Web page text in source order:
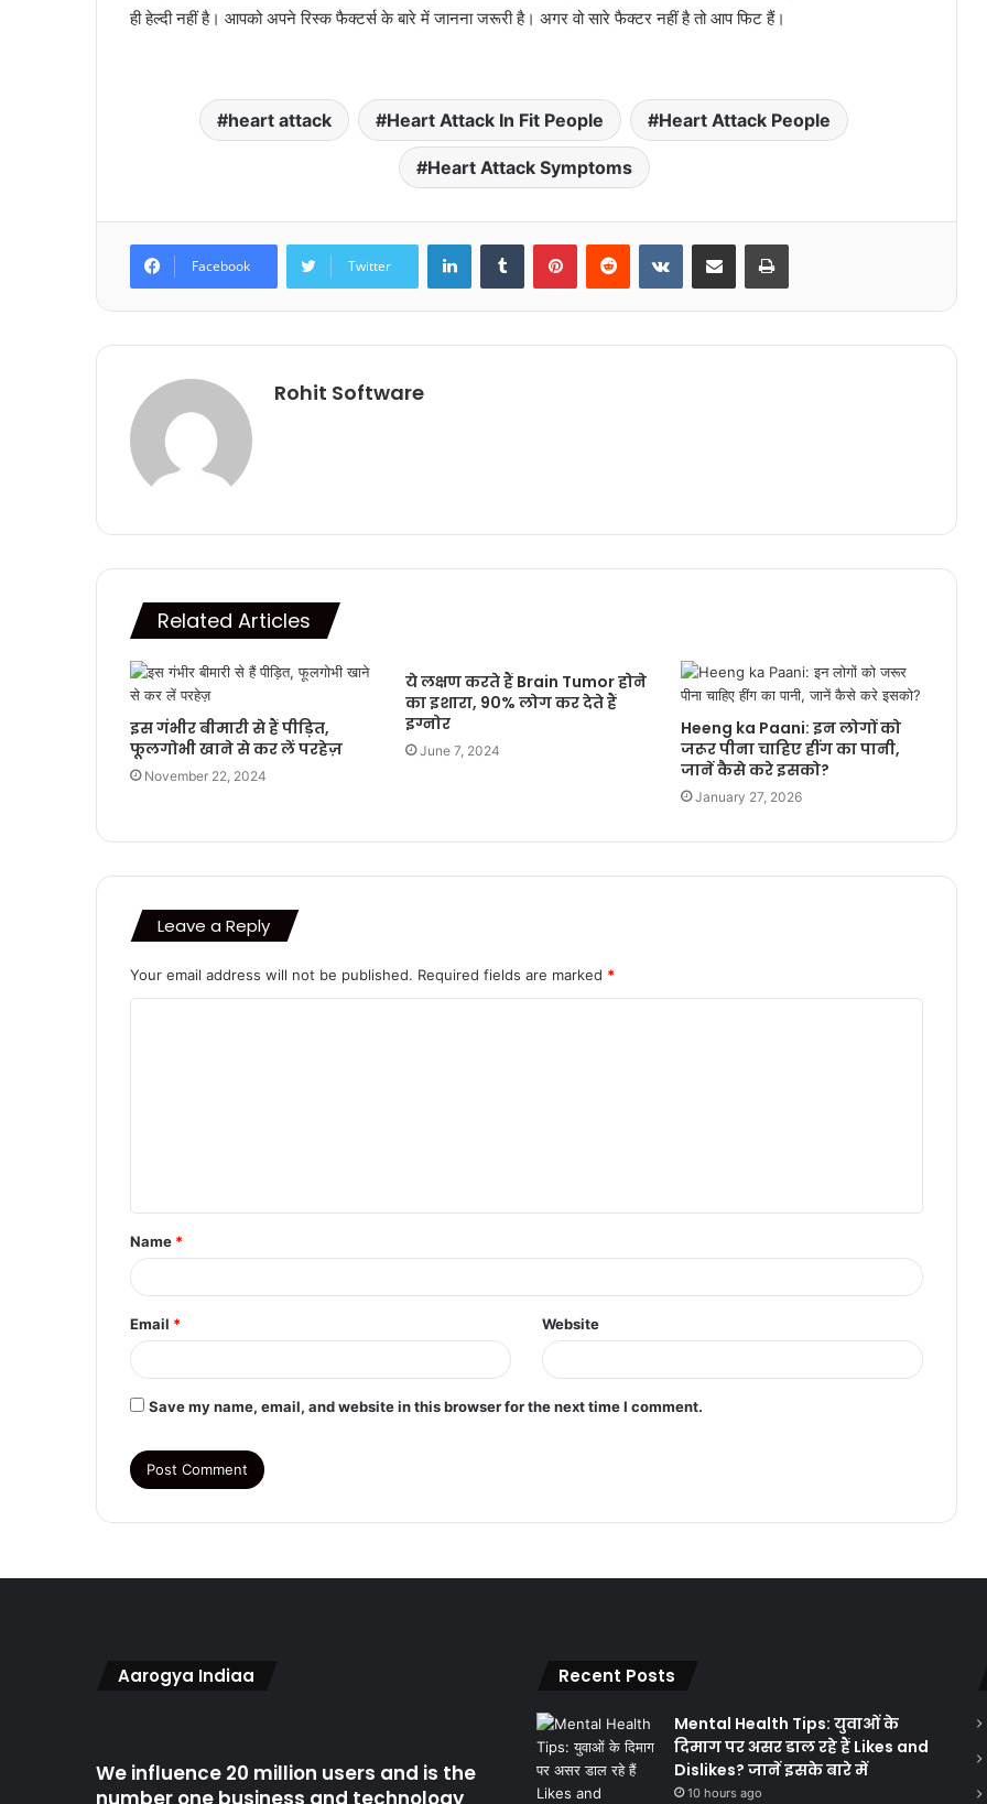
ही हेल्दी नहीं है। आपको अपने रिस्क फैक्टर्स के बारे में जानना जरूरी है। अगर वो सारे फैक्टर नहीं है तो आप फिट हैं।
heart attack Heart Attack In Fit People Heart Attack People
Heart Attack Symptoms
Facebook Twitter
Rohit Software
Related Articles
इस गंभीर बीमारी से हैं पीड़ित,
फूलगोभी खाने से कर लें परहेज़
November 22, 2024
ये लक्षण करते हैं Brain Tumor होने
का इशारा, 90% लोग कर देते हैं
इग्नोर
June 7, 2024
Heeng ka Paani: इन लोगों को
जरूर पीना चाहिए हींग का पानी,
जानें कैसे करे इसको?
January 27, 2026
Leave a Reply
Your email address will not be published. Required fields are marked *
t
*
Name *
Email * Website
Save my name, email, and website in this browser for the next time I comment.
Aarogya Indiaa
We influence 20 million users and is the
number one business and technology
Recent Posts
Mental Health Tips: युवाओं के
दिमाग पर असर डाल रहे हैं Likes and
Dislikes? जानें इसके बारे में
10 hours ago